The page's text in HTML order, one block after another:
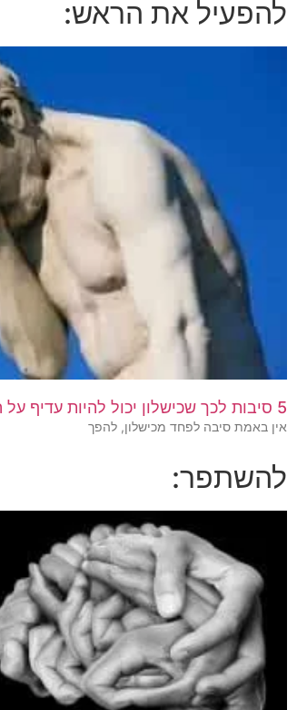
להפעיל את הראש:
5 סיבות לכך שכישלון יכול להיות עדיף על הצלחה
אין באמת סיבה לפחד מכישלון, להפך
להשתפר: